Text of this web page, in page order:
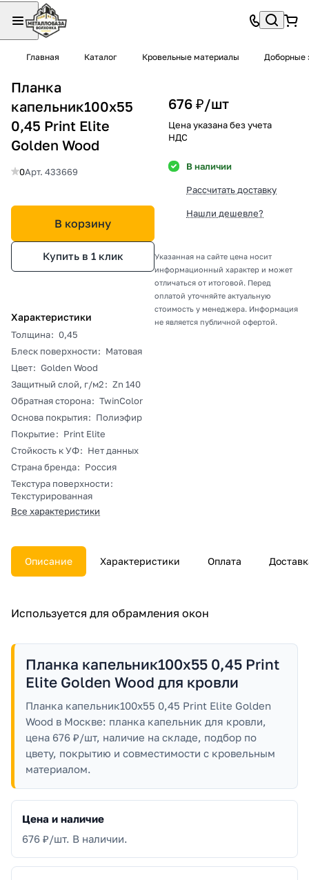
Главная Каталог Кровельные материалы Доборные
Планка
капельник100х55
0,45 Print Elite
Golden Wood
0Арт. 433669
В корзину
Купить в 1 клик
Характеристики
Толщина: 0,45
Блеск поверхности: Матовая
Цвет: Golden Wood
Защитный слой, г/м2: Zn 140
Обратная сторона: TwinColor
Основа покрытия: Полиэфир
Покрытие: Print Elite
Стойкость к УФ: Нет данных
Страна бренда: Россия
Текстура поверхности:
Текстурированная
Все характеристики
676 ₽/шт
Цена указана без учета
НДС
В наличии
Рассчитать доставку
Нашли дешевле?
Указанная на сайте цена носит
информационный характер и может
отличаться от итоговой. Перед
оплатой уточняйте актуальную
стоимость у менеджера. Информация
не является публичной офертой.
Описание Характеристики Оплата
Используется для обрамления окон
Планка капельник100х55 0,45 Print
Elite Golden Wood для кровли
Планка капельник100х55 0,45 Print Elite Golden
Wood в Москве: планка капельник для кровли,
цена 676 ₽/шт, наличие на складе, подбор по
цвету, покрытию и совместимости с кровельным
материалом.
Цена и наличие
676 ₽/шт. В наличии.